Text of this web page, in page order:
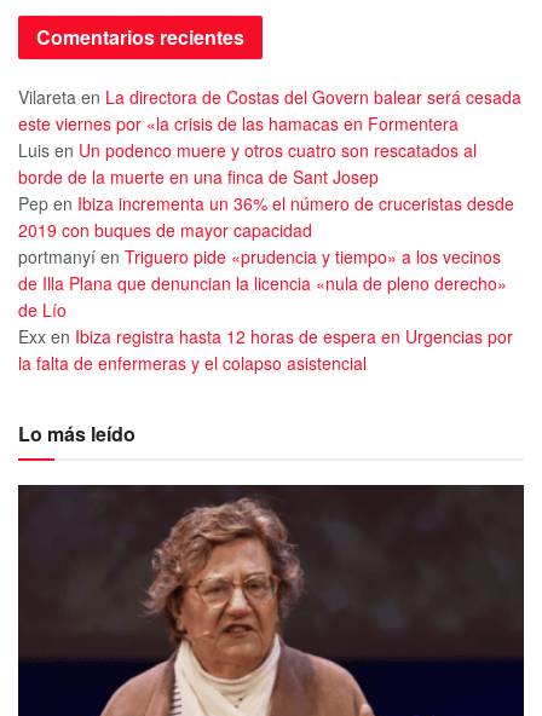
Comentarios recientes
Vilareta en La directora de Costas del Govern balear será cesada
este viernes por «la crisis de las hamacas en Formentera
Luis en Un podenco muere y otros cuatro son rescatados al
borde de la muerte en una finca de Sant Josep
Pep en Ibiza incrementa un 36% el número de cruceristas desde
2019 con buques de mayor capacidad
portmanyí en Triguero pide «prudencia y tiempo» a los vecinos
de Illa Plana que denuncian la licencia «nula de pleno derecho»
de Lío
Exx en Ibiza registra hasta 12 horas de espera en Urgencias por
la falta de enfermeras y el colapso asistencial
Lo más leído